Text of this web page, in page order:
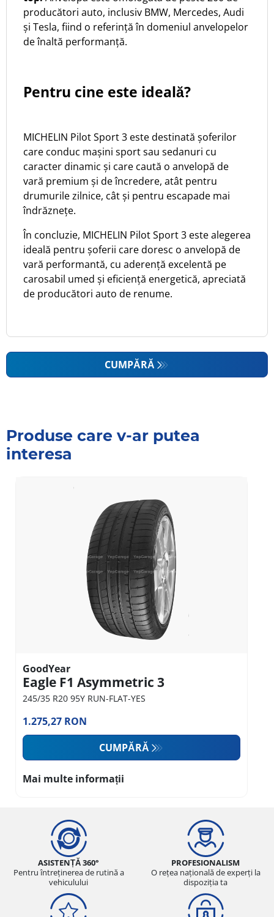
producători auto, inclusiv BMW, Mercedes, Audi
și Tesla, fiind o referință în domeniul anvelopelor
de înaltă performanță. ​
Pentru cine este ideală?
MICHELIN Pilot Sport 3 este destinată șoferilor
care conduc mașini sport sau sedanuri cu
caracter dinamic și care caută o anvelopă de
vară premium și de încredere, atât pentru
drumurile zilnice, cât și pentru escapade mai
îndrăznețe.
În concluzie, MICHELIN Pilot Sport 3 este alegerea
ideală pentru șoferii care doresc o anvelopă de
vară performantă, cu aderență excelentă pe
carosabil umed și eficiență energetică, apreciată
de producători auto de renume.
CUMPĂRĂ
Produse care v-ar putea
interesa
GoodYear
Eagle F1 Asymmetric 3
245/35 R20 95Y RUN-FLAT-YES
1.275,27 RON
CUMPĂRĂ
Mai multe informații
ASISTENȚĂ 360°
Pentru întreținerea de rutină a
vehiculului
PROFESIONALISM
O rețea națională de experți la
dispoziția ta